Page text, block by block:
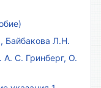
Байбакова Л.Н.
С. Гринберг, О.